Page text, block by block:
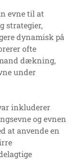
evne til at
strategier,
dynamisk på
ofte
dækning,
under
inkluderer
og evnen
at anvende en